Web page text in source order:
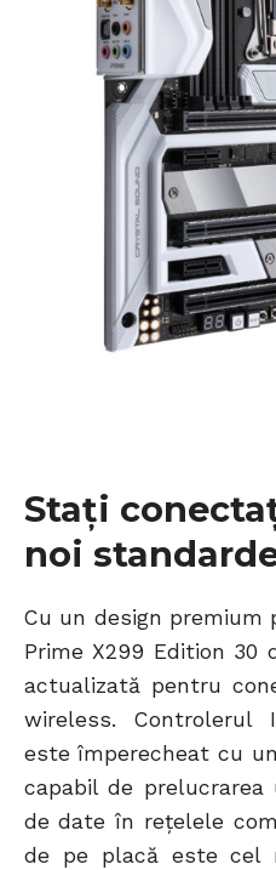
Stați
noi
Cu un design premium
Prime X299 Edition 30
actualizată pentru
wireless. Controlerul
este împerecheat cu
capabil de
de date în rețelele
de pe placă este cel